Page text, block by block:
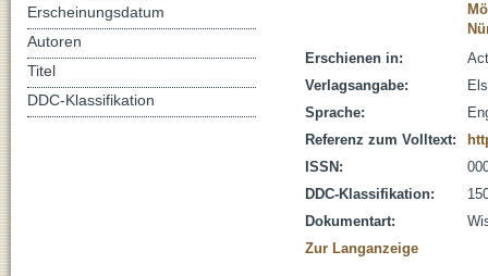
Erschienen in:
Verlagsangabe:
Sprache:
Referenz zum Volltext:
ISSN:
DDC-Klassifikation:
Dokumentart:
Zur Langanzeige
Erscheinungsdatum
Autoren
Titel
DDC-Klassifikation